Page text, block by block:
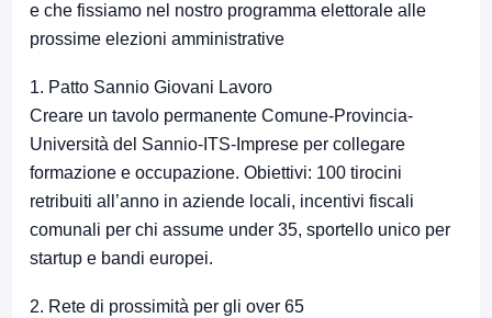
e che fissiamo nel nostro programma elettorale alle
prossime elezioni amministrative
1. Patto Sannio Giovani Lavoro
Creare un tavolo permanente Comune-Provincia-
Università del Sannio-ITS-Imprese per collegare
formazione e occupazione. Obiettivi: 100 tirocini
retribuiti all’anno in aziende locali, incentivi fiscali
comunali per chi assume under 35, sportello unico per
startup e bandi europei.
2. Rete di prossimità per gli over 65